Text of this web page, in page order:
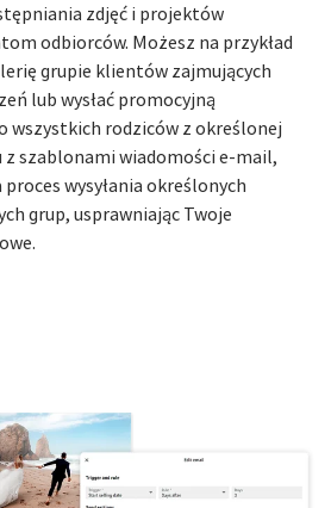
zdjęć i projektów
odbiorców. Możesz na przykład
grupie klientów zajmujących
lub wysłać promocyjną
wszystkich rodziców z określonej
z szablonami wiadomości e-mail,
wysyłania określonych
grup, usprawniając Twoje